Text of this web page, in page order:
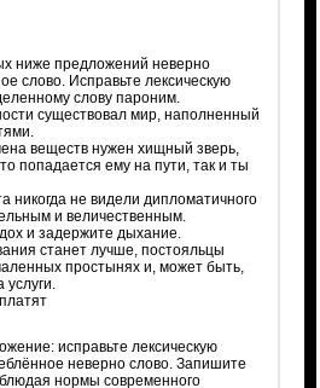
ниже предложений неверно
слово. Исправьте лексическую
слову пароним.
существовал мир, наполненный
веществ нужен хищный зверь,
попадается ему на пути, так и ты
никогда не видели дипломатичного
и величественным.
и задержите дыхание.
станет лучше, постояльцы
простынях и, может быть,
услуги.
исправьте лексическую
неверно слово. Запишите
нормы современного